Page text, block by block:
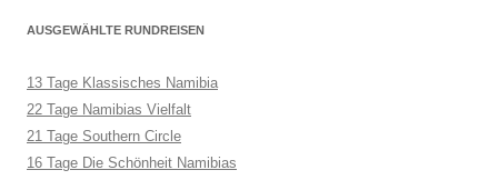
AUSGEWÄHLTE RUNDREISEN
13 Tage Klassisches Namibia
22 Tage Namibias Vielfalt
21 Tage Southern Circle
16 Tage Die Schönheit Namibias